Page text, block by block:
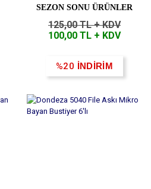
SEZON SONU ÜRÜNLER
125,00 TL + KDV
100,00 TL + KDV
%20 İNDİRİM